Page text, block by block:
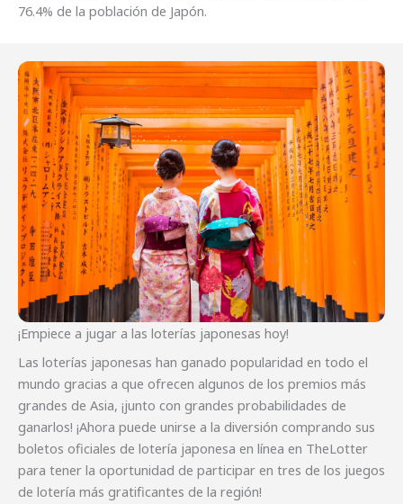
76.4% de la población de Japón.
¡Empiece a jugar a las loterías japonesas hoy!
Las loterías japonesas han ganado popularidad en todo el
mundo gracias a que ofrecen algunos de los premios más
grandes de Asia, ¡junto con grandes probabilidades de
ganarlos! ¡Ahora puede unirse a la diversión comprando sus
boletos oficiales de lotería japonesa en línea en TheLotter
para tener la oportunidad de participar en tres de los juegos
de lotería más gratificantes de la región!